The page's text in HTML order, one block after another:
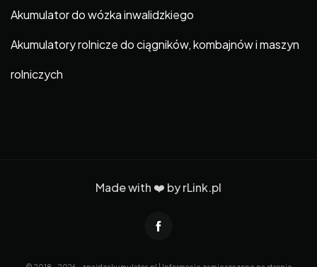
Akumulator do wózka inwalidzkiego
Akumulatory rolnicze do ciągników, kombajnów i maszyn
rolniczych
Made with ❤️ byrLink.pl